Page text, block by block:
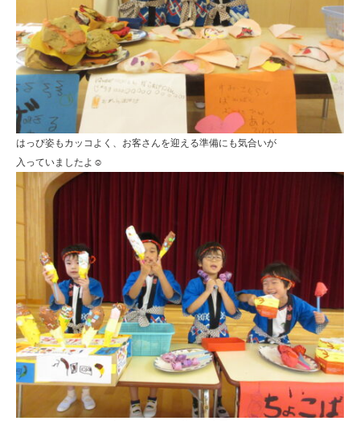
はっぴ姿もカッコよく、お客さんを迎える準備にも気合いが
入っていましたよ☺